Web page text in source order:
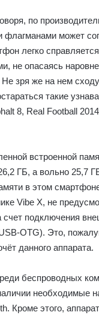
по
флагманами может
легко
не опасаясь
зря же на нем
такие
8, Real Football
встроенной
ГБ, а вольно 25,7
в этом
Vibe X, не
счет подключения
OTG). Это,
данного аппарата.
беспроводных
необходимые
Кроме этого,